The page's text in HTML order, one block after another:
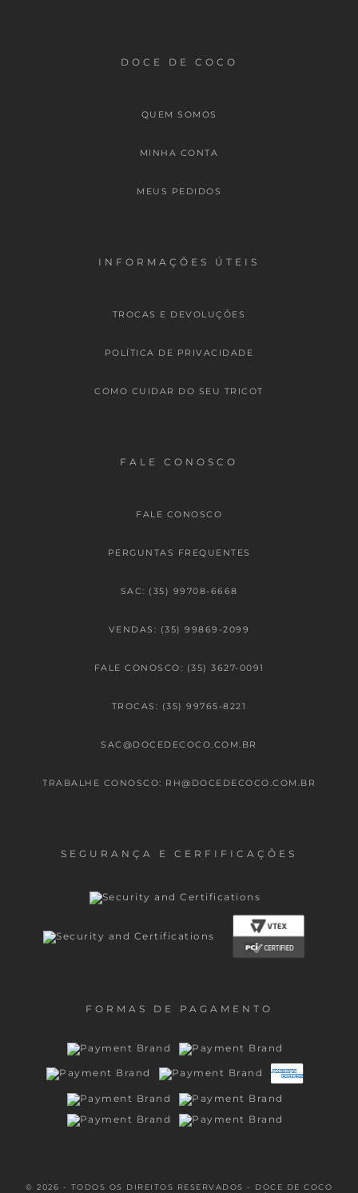
DOCE DE COCO
QUEM SOMOS
MINHA CONTA
MEUS PEDIDOS
INFORMAÇÕES ÚTEIS
TROCAS E DEVOLUÇÕES
POLÍTICA DE PRIVACIDADE
COMO CUIDAR DO SEU TRICOT
FALE CONOSCO
FALE CONOSCO
PERGUNTAS FREQUENTES
SAC: (35) 99708-6668
VENDAS: (35) 99869-2099
FALE CONOSCO: (35) 3627-0091
TROCAS: (35) 99765-8221
SAC@DOCEDECOCO.COM.BR
TRABALHE CONOSCO: RH@DOCEDECOCO.COM.BR
SEGURANÇA E CERFIFICAÇÕES
FORMAS DE PAGAMENTO
© 2026 - TODOS OS DIREITOS RESERVADOS - DOCE DE COCO